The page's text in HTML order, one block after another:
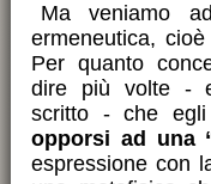
Ma veniamo
ermeneutica,
Per quanto
dire più volte -
scritto - che egli
opporsi ad una
espressione con